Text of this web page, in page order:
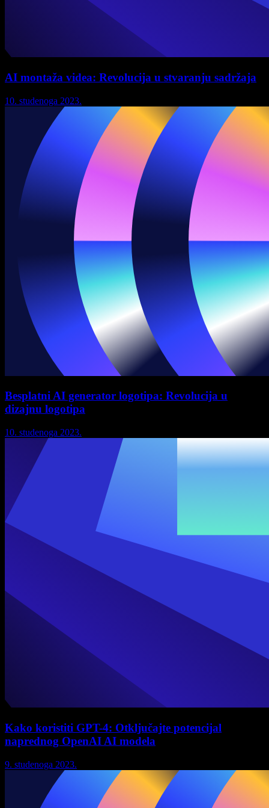
AI montaža videa: Revolucija u stvaranju sadržaja
10. studenoga 2023.
Besplatni AI generator logotipa: Revolucija u
dizajnu logotipa
10. studenoga 2023.
Kako koristiti GPT-4: Otključajte potencijal
naprednog OpenAI AI modela
9. studenoga 2023.